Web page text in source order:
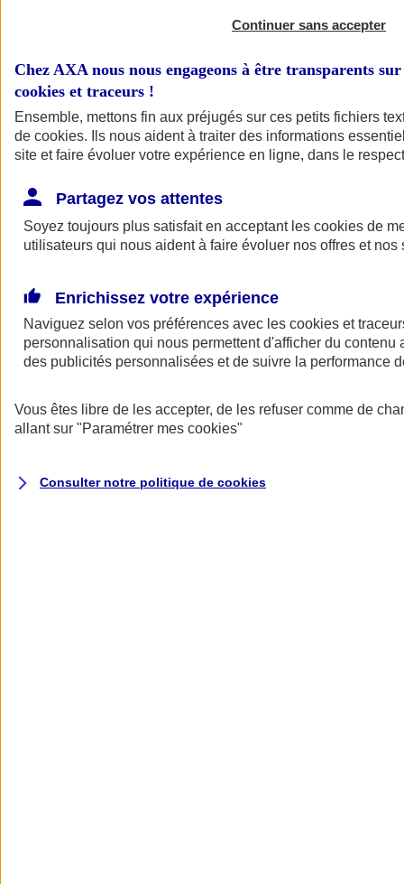
AXA Assurance
Continuer sans accepter
Chez AXA nous nous engageons à être transparents
cookies et traceurs !
Ensemble, mettons fin aux préjugés sur ces petits fichiers
de cookies. Ils nous aident à traiter des informations
site et faire évoluer votre expérience en ligne, dans le
Partagez vos attentes
Soyez toujours plus satisfait en acceptant les cookies de
utilisateurs qui nous aident à faire évoluer nos offres et nos
Enrichissez votre expérience
Naviguez selon vos préférences avec les cookies et
personnalisation qui nous permettent d'afficher du contenu
des publicités personnalisées et de suivre la performance
Vous êtes libre de les accepter, de les refuser comme de
allant sur "Paramétrer mes cookies"
Consulter notre politique de cookies